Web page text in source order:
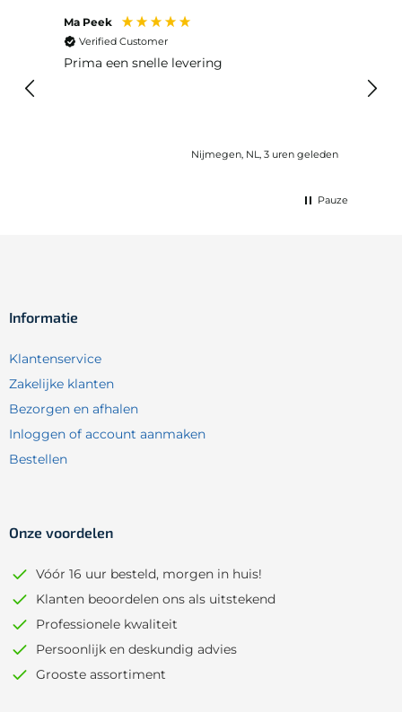
Ma Peek
Verified Customer
Prima een snelle levering
Nijmegen, NL, 3 uren geleden
Pauze
Informatie
Klantenservice
Zakelijke klanten
Bezorgen en afhalen
Inloggen of account aanmaken
Bestellen
Onze voordelen
Vóór 16 uur besteld, morgen in huis!
Klanten beoordelen ons als uitstekend
Professionele kwaliteit
Persoonlijk en deskundig advies
Grooste assortiment